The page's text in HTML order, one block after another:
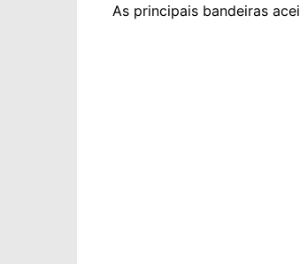
As principais bandeiras